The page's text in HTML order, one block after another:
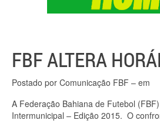
FBF ALTERA
Postado por Comunicação FBF – em
A Federação Bahiana de Futebol
Intermunicipal – Edição 2015. O